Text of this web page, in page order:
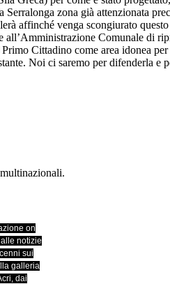
Serralonga zona già attenzionata
affinché venga scongiurato
all’Amministrazione Comunale di
Primo Cittadino come area idonea
. Noi ci saremo per difenderla e
on
notizie
sui
galleria
dai